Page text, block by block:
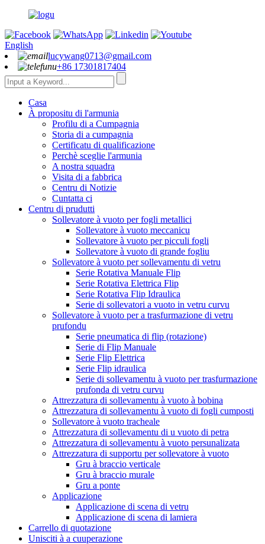
English
lucywang0713@gmail.com
+86 17301817404
Casa
À propositu di l'armunia
Profilu di a Cumpagnia
Storia di a cumpagnia
Certificatu di qualificazione
Perchè sceglie l'armunia
A nostra squadra
Visita di a fabbrica
Centru di Notizie
Cuntatta ci
Centru di prudutti
Sollevatore à vuoto per fogli metallici
Sollevatore à vuoto meccanicu
Sollevatore à vuoto per picculi fogli
Sollevatore à vuoto di grande fogliu
Sollevatore à vuoto per sollevamentu di vetru
Serie Rotativa Manuale Flip
Serie Rotativa Elettrica Flip
Serie Rotativa Flip Idraulica
Serie di sollevatori a vuoto in vetru curvu
Sollevatore à vuoto per a trasfurmazione di vetru
prufondu
Serie pneumatica di flip (rotazione)
Serie di Flip Manuale
Serie Flip Elettrica
Serie Flip idraulica
Serie di sollevamentu à vuoto per trasfurmazione
prufonda di vetru curvu
Attrezzatura di sollevamentu à vuoto à bobina
Attrezzatura di sollevamentu à vuoto di fogli cumposti
Sollevatore à vuoto tracheale
Attrezzatura di sollevamentu di u vuoto di petra
Attrezzatura di sollevamentu à vuoto persunalizata
Attrezzatura di supportu per sollevatore à vuoto
Gru à braccio verticale
Gru à braccio murale
Gru a ponte
Applicazione
Applicazione di scena di vetru
Applicazione di scena di lamiera
Carrello di quotazione
Unisciti à a cuuperazione